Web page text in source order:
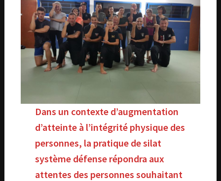
Dans un contexte d’augmentation
d’atteinte à l’intégrité physique des
personnes, la pratique de silat
système défense répondra aux
attentes des personnes souhaitant